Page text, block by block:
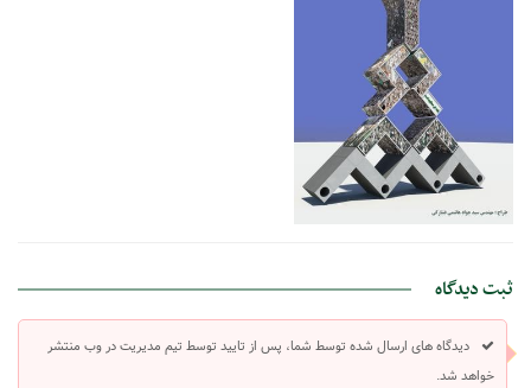
ثبت دیدگاه
دیدگاه های ارسال شده توسط شما، پس از تایید توسط تیم مدیریت در وب منتشر
خواهد شد.